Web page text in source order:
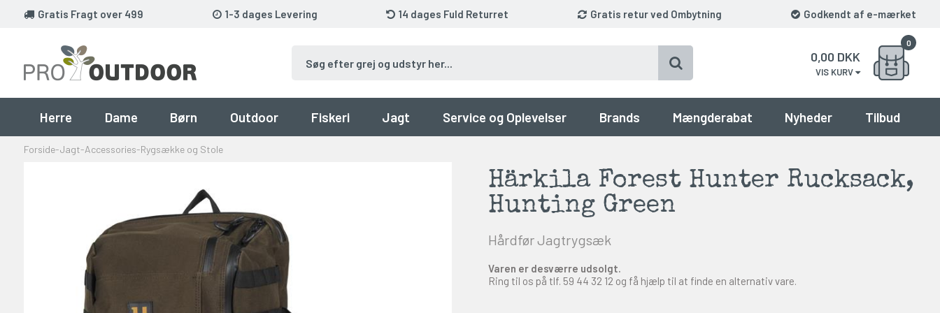
Gratis Fragt over 499 1-3 dages Levering 14 dages Fuld Returret Gratis retur ved Ombytning Godkendt af e-mærket
0
0,00 DKK
VIS KURV
Herre Dame Børn Outdoor Fiskeri Jagt Service og Oplevelser Brands Mængderabat Nyheder Tilbud
Forside-Jagt-Accessories-Rygsække og Stole
Härkila Forest Hunter Rucksack,
Hunting Green
Hårdfør Jagtrygsæk
Varen er desværre udsolgt.
Ring til os på tlf. 59 44 32 12 og få hjælp til at finde en alternativ vare.